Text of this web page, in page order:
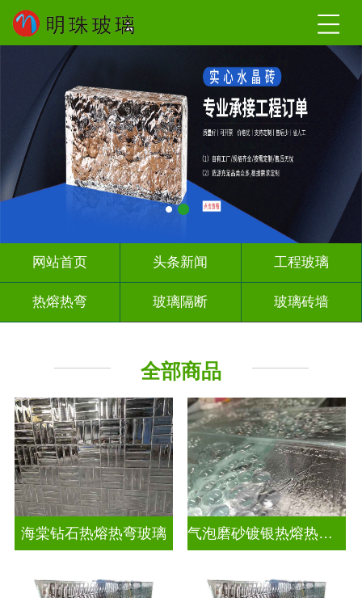
网站首页 头条新闻 工程玻璃
热熔热弯 玻璃隔断 玻璃砖墙
全部商品
海棠钻石热熔热弯玻璃 气泡磨砂镀银热熔热弯玻璃